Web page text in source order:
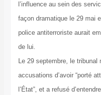
l’influence au sein des
façon dramatique le 29 mai
police antiterroriste aurait
de lui.
Le 29 septembre, le tribunal
accusations d’avoir “porté
l’État”, et a refusé